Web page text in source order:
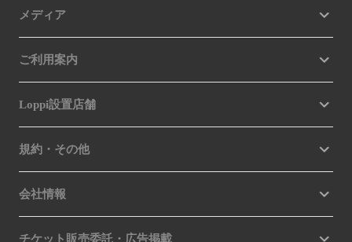
メディア
ご利用案内
Loppi設置店舗
規約・その他
会社情報
チケット販売委託・広告掲載